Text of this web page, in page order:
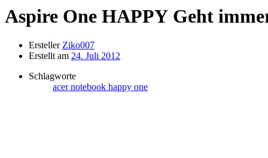
Aspire One HAPPY Geht
Ersteller Ziko007
Erstellt am 24. Juli 2012
Schlagworte
acer notebook happy one